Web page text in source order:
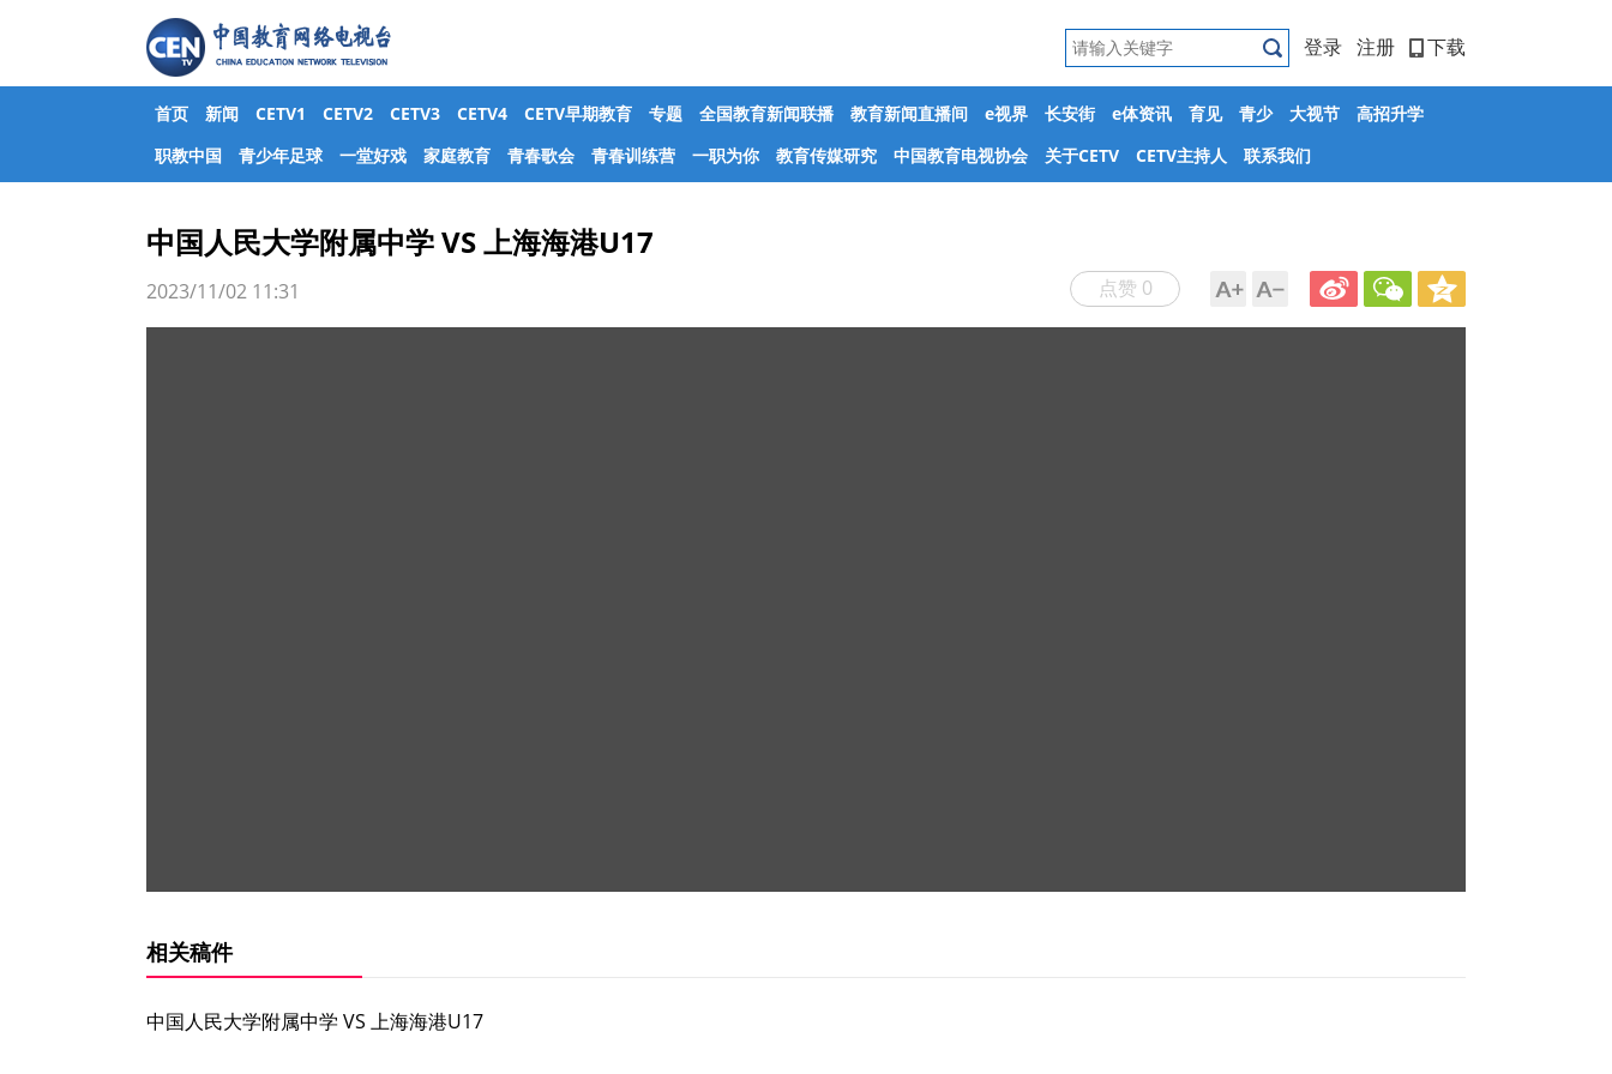
登录 注册 下载
首页 新闻 CETV1 CETV2 CETV3 CETV4 CETV早期教育 专题 全国教育新闻联播 教育新闻直播间 e视界 长安街 e体资讯 育见 青少 大视节
高招升学
职教中国
青少年足球 一堂好戏 家庭教育 青春歌会 青春训练营 一职为你 教育传媒研究 中国教育电视协会 关于CETV CETV主持人 联系我们
中国人民大学附属中学 VS 上海海港U17
点赞 0
2023/11/02 11:31
相关稿件
中国人民大学附属中学 VS 上海海港U17